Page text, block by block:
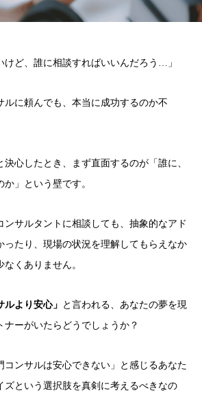
けど、誰に相談すればいいんだろう…」
ルに頼んでも、本当に成功するのか不
心したとき、まず直面するのが「誰に、
」という壁です。
ンサルタントに相談しても、抽象的なアド
ったり、現場の状況を理解してもらえなか
くありません。
ルより安心」
と言われる、あなたの夢を現
ナーがいたらどうでしょうか？
コンサルは安心できない」と感じるあなた
ズという選択肢を真剣に考えるべきなの